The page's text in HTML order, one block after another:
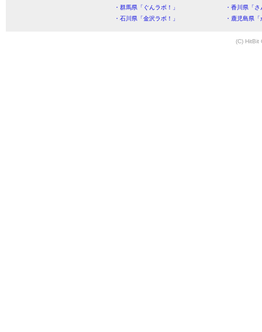
・群馬県「ぐんラボ！」
・香川県「
・石川県「金沢ラボ！」
・鹿児島県
(C) HitBit